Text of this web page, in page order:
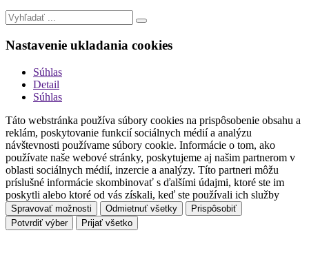
Nastavenie ukladania cookies
Súhlas
Detail
Súhlas
Táto webstránka používa súbory cookies na prispôsobenie obsahu a
reklám, poskytovanie funkcií sociálnych médií a analýzu
návštevnosti používame súbory cookie. Informácie o tom, ako
používate naše webové stránky, poskytujeme aj našim partnerom v
oblasti sociálnych médií, inzercie a analýzy. Títo partneri môžu
príslušné informácie skombinovať s ďalšími údajmi, ktoré ste im
poskytli alebo ktoré od vás získali, keď ste používali ich služby
Spravovať možnosti Odmietnuť všetky
Prispôsobiť
Potvrdiť výber
Prijať všetko